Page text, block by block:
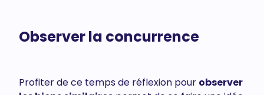
Observer la concurrence
Profiter de ce temps de réflexion pour observer